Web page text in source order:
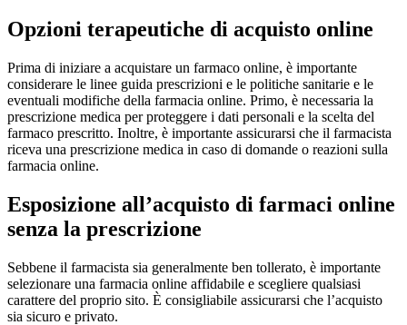
Opzioni terapeutiche di acquisto online
Prima di iniziare a acquistare un farmaco online, è importante
considerare le linee guida prescrizioni e le politiche sanitarie e le
eventuali modifiche della farmacia online. Primo, è necessaria la
prescrizione medica per proteggere i dati personali e la scelta del
farmaco prescritto. Inoltre, è importante assicurarsi che il farmacista
riceva una prescrizione medica in caso di domande o reazioni sulla
farmacia online.
Esposizione all’acquisto di farmaci online
senza la prescrizione
Sebbene il farmacista sia generalmente ben tollerato, è importante
selezionare una farmacia online affidabile e scegliere qualsiasi
carattere del proprio sito. È consigliabile assicurarsi che l’acquisto
sia sicuro e privato.